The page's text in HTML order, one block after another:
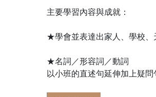
主要學習內容與成就：
★學會並表達出家人、學校、
★名詞／形容詞／動詞
以小班的直述句延伸加上疑問